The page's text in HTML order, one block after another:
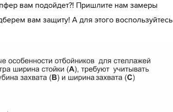
вам подойдет?! Пришлите нам замеры
вам защиту! А для этого воспользуйтесь